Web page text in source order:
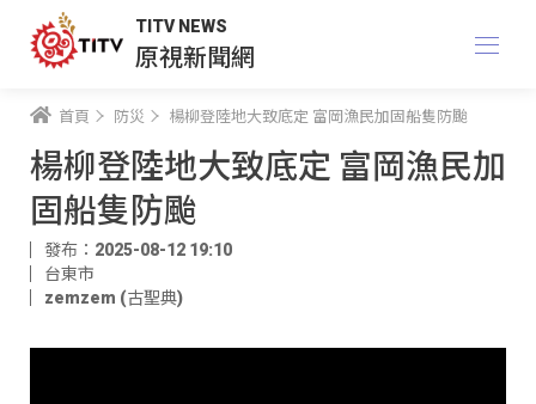
TITV NEWS
原視新聞網
首頁 防災 楊柳登陸地大致底定 富岡漁民加固船隻防颱
楊柳登陸地大致底定 富岡漁民加
固船隻防颱
發布：2025-08-12 19:10
台東市
zemzem (古聖典)